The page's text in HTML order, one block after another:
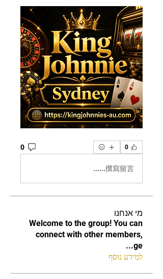
0
0
撰寫留言......
מי אנחנו
Welcome to the group! You can
connect with other members,
ge
...
למידע נוסף